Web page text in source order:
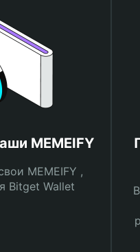
MEMEIFY
MEMEIFY ,
Bitget Wallet